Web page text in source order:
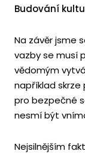
Budování
Na závěr jsme
vazby se musí
vědomým
například skrze
pro bezpečné
nesmí být
Nejsilnějším